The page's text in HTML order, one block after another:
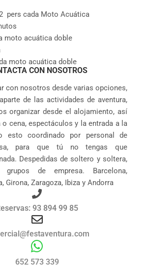
pers cada Moto Acuática
moto acuática doble
moto acuática doble
CON NOSOTROS
con nosotros desde varias opciones,
de las actividades de aventura,
organizar desde el alojamiento, así
cena, espectáculos y la entrada a la
esto coordinado por personal de
para que tú no tengas que
Despedidas de soltero y soltera,
grupos de empresa. Barcelona,
Girona, Zaragoza, Ibiza y Andorra
93 894 99 85
652 573 339